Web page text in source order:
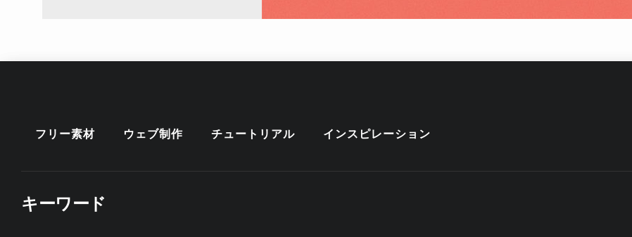
フリー素材 ウェブ制作 チュートリアル インスピレーション
キーワード